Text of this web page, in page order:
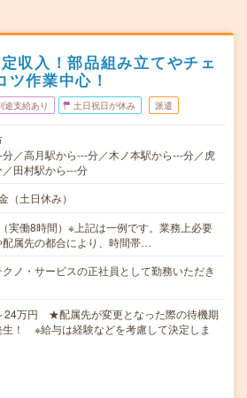
収入！部品組み立てやチェ
作業中心！
途支給あり 土日祝日が休み 派遣
／高月駅から---分／木ノ本駅から---分／虎
田村駅から---分
（土日休み）
実働8時間）※上記は一例です。業務上必要
配属先の都合により、時間帯…
ノ・サービスの正社員として勤務いただき
24万円 ★配属先が変更となった際の待機期
生！ ※給与は経験などを考慮して決定しま